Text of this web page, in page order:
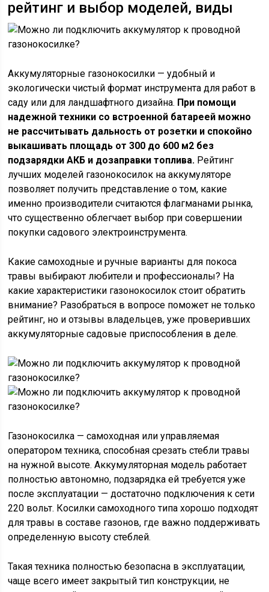
рейтинг и выбор моделей, виды
Аккумуляторные газонокосилки — удобный и
экологически чистый формат инструмента для работ в
саду или для ландшафтного дизайна. При помощи
надежной техники со встроенной батареей можно
не рассчитывать дальность от розетки и спокойно
выкашивать площадь от 300 до 600 м2 без
подзарядки АКБ и дозаправки топлива. Рейтинг
лучших моделей газонокосилок на аккумуляторе
позволяет получить представление о том, какие
именно производители считаются флагманами рынка,
что существенно облегчает выбор при совершении
покупки садового электроинструмента.
Какие самоходные и ручные варианты для покоса
травы выбирают любители и профессионалы? На
какие характеристики газонокосилок стоит обратить
внимание? Разобраться в вопросе поможет не только
рейтинг, но и отзывы владельцев, уже проверивших
аккумуляторные садовые приспособления в деле.
Газонокосилка — самоходная или управляемая
оператором техника, способная срезать стебли травы
на нужной высоте. Аккумуляторная модель работает
полностью автономно, подзарядка ей требуется уже
после эксплуатации — достаточно подключения к сети
220 вольт. Косилки самоходного типа хорошо подходят
для травы в составе газонов, где важно поддерживать
определенную высоту стеблей.
Такая техника полностью безопасна в эксплуатации,
чаще всего имеет закрытый тип конструкции, не